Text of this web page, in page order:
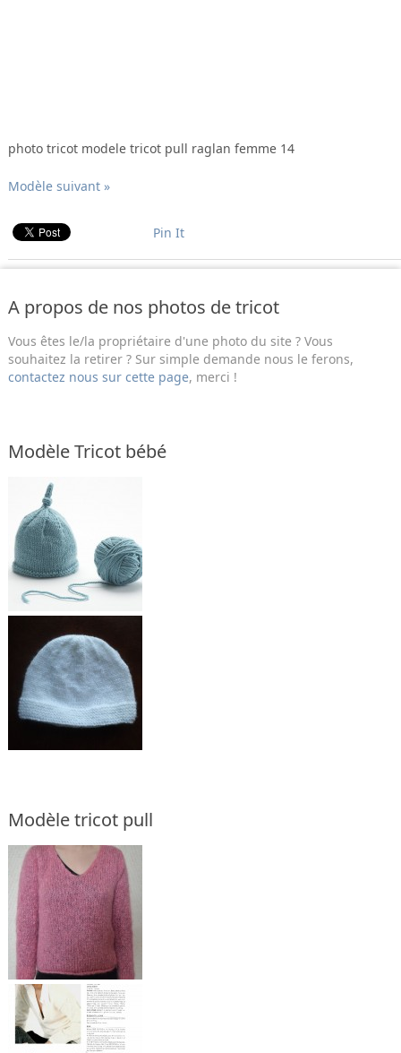
photo tricot modele tricot pull raglan femme 14
Modèle suivant »
Pin It
A propos de nos photos de tricot
Vous êtes le/la propriétaire d'une photo du site ? Vous
souhaitez la retirer ? Sur simple demande nous le ferons,
contactez nous sur cette page, merci !
Modèle Tricot bébé
Modèle tricot pull